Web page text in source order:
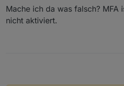
Mache ich da was falsch? MFA
nicht aktiviert.